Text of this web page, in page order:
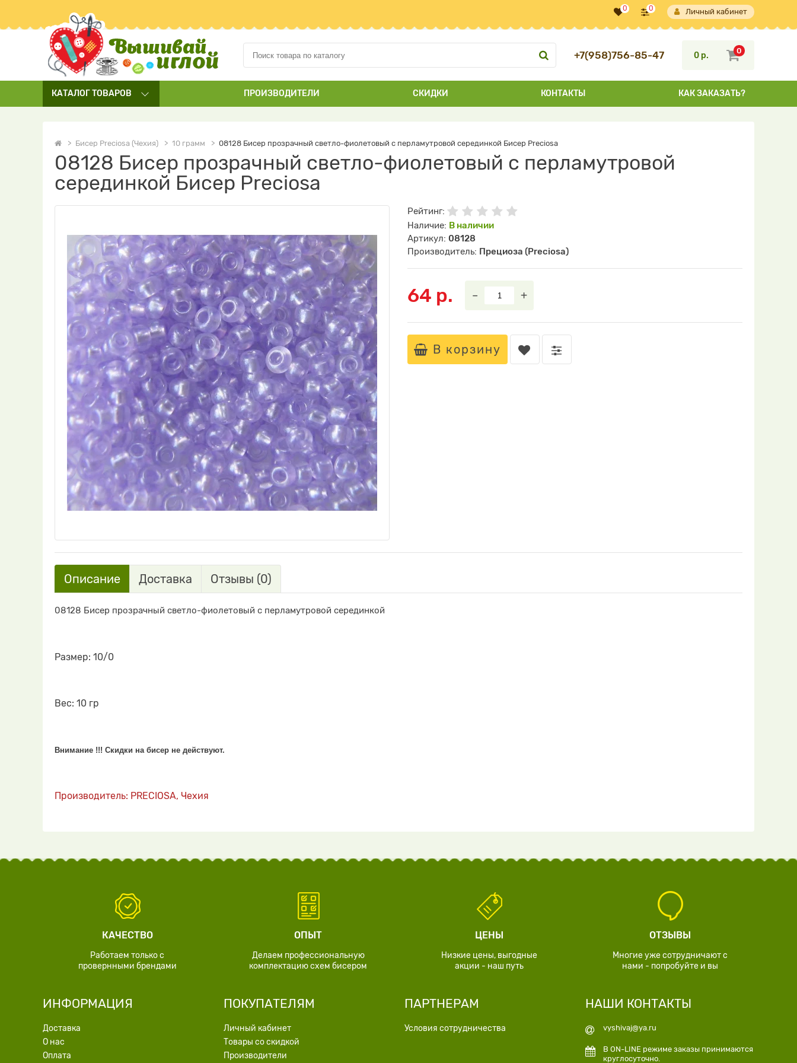
0 0 Личный кабинет
+7(958)756-85-47 0
0 р.
КАТАЛОГТОВАРОВ ПРОИЗВОДИТЕЛИ СКИДКИ КОНТАКТЫ КАК ЗАКАЗАТЬ?
Бисер Preciosa (Чехия) 10 грамм 08128 Бисер прозрачный светло-фиолетовый с перламутровой серединкой Бисер Preciosa
08128 Бисер прозрачный светло-фиолетовый с перламутровой
серединкой Бисер Preciosa
Рейтинг:
Наличие: В наличии
Артикул: 08128
Производитель: Прециоза (Preciosa)
64 р. – +
В корзину
Описание Доставка Отзывы (0)
08128 Бисер прозрачный светло-фиолетовый с перламутровой серединкой
Размер: 10/0
Вес: 10 гр
Внимание !!! Скидки на бисер не действуют.
Производитель: PRECIOSA, Чехия
КАЧЕСТВО
Работаем только с
провернными брендами
ОПЫТ
Делаем профессиональную
комплектацию схем бисером
ЦЕНЫ
Низкие цены, выгодные
акции - наш путь
ОТЗЫВЫ
Многие уже сотрудничают с
нами - попробуйте и вы
ИНФОРМАЦИЯ
Доставка
О нас
Оплата
ПОКУПАТЕЛЯМ
Личный кабинет
Товары со скидкой
Производители
ПАРТНЕРАМ
Условия сотрудничества
НАШИ КОНТАКТЫ
vyshivaj@ya.ru
В ON-LINE режиме заказы принимаются
круглосуточно.